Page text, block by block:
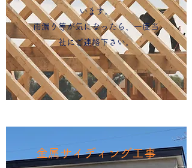
います。
​雨漏り等が気になったら、一度当
社にご連絡下さい。
金属サイディング工事